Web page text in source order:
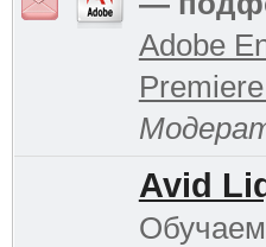
Adobe
Avid